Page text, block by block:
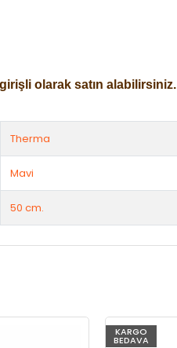
olarak satın alabilirsiniz.
Therma
Mavi
50 cm.
KARGO
BEDAVA